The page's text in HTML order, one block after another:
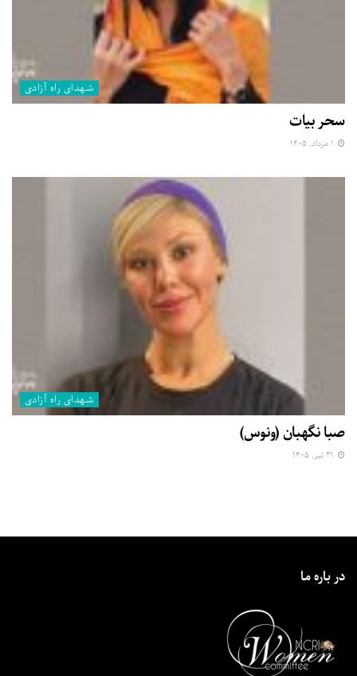
شهدای راه آزادی
سحر بیات
شهدای راه آزادی
صبا نگهبان (ونوس)
در باره ما